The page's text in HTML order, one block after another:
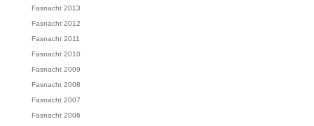
Fasnacht 2013
Fasnacht 2012
Fasnacht 2011
Fasnacht 2010
Fasnacht 2009
Fasnacht 2008
Fasnacht 2007
Fasnacht 2006